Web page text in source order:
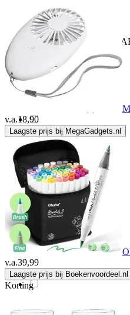
Carioca(1)
CAROUSEL
Castelijn & beerens
Clover(2)
Colompac(2)
CONTÉ À PARIS
Copenhagen Pro(1)
Crateit(1)
v.a.18,90
Laagste prijs bij MegaGadgets.nl
v.a.39,99
Laagste prijs bij Boekenvoordeel.nl
Korting